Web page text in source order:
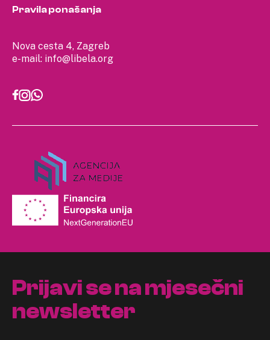
Nova cesta 4, Zagreb
e-mail: info@libela.org
Pravila ponašanja
Prijavi se na mjesečni
newsletter